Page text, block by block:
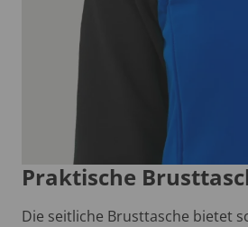
Praktische
Die seitliche Brusttasche bietet